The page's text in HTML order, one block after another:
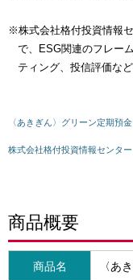
※株式会社格付投資情報
で、ESG関連のフレー
ティング、投信評価な
〈あきぎん〉グリーン定期預
株式会社格付投資情報センタ
商品概要
商品名 〈あ